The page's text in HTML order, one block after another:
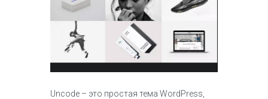
Uncode – это простая тема WordPress,